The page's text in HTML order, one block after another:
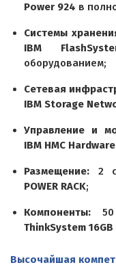
Power 924 в
Системы
IBM
оборудованием;
Сетевая
IBM Storage
Управление и
IBM HMC
Размещение: 2
POWER RACK;
Компоненты: 50
ThinkSystem 16GB
Высочайшая